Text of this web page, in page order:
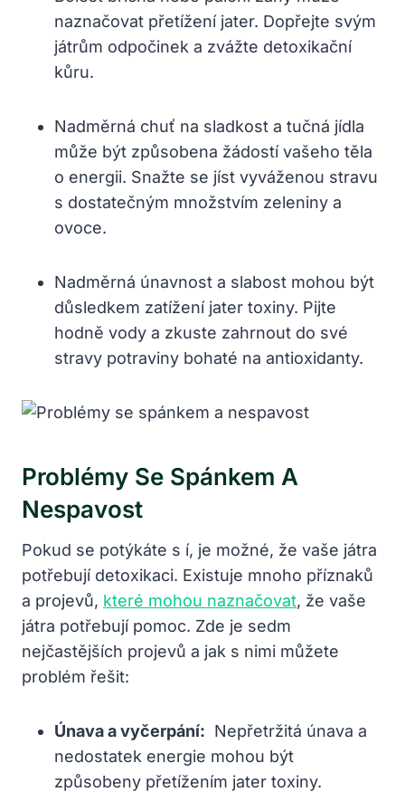
naznačovat⁣ přetížení ‌jater. Dopřejte​ svým
játrům‍ odpočinek ‌a zvážte detoxikační
kůru.
Nadměrná chuť⁢ na sladkost​ a ‍tučná‌ jídla
může být způsobena žádostí​ vašeho těla
o energii. Snažte se jíst vyváženou stravu
s dostatečným množstvím zeleniny a
ovoce.
Nadměrná únavnost a slabost mohou být
důsledkem zatížení jater ‍toxiny. Pijte
hodně vody a zkuste‌ zahrnout ⁤do své‍
stravy‌ potraviny bohaté na antioxidanty.
Problémy Se‍ Spánkem A
Nespavost
Pokud se potýkáte s í,⁢ je možné, ⁣že vaše játra
potřebují detoxikaci. Existuje mnoho​ příznaků
a projevů, které mohou naznačovat, že vaše
⁢játra potřebují pomoc.⁢ Zde je sedm
nejčastějších projevů a jak s nimi můžete
problém řešit:
Únava a​ vyčerpání: ⁤ Nepřetržitá únava a
nedostatek energie mohou být
způsobeny přetížením jater toxiny.